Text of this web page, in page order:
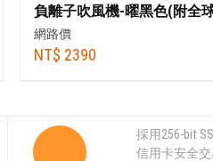
負離子吹風機-曜黑色(附全
頭)+贈順髮吹頭+捲髮烘罩+
吹頭+收納袋
網路價
NT$ 2390
採用256-bit
信用卡安全